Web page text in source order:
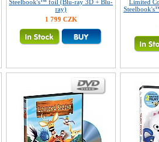
Steelbook's™ foil (Blu-ray 3D + Blu-
ray)
1 799 CZK
Limited